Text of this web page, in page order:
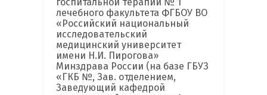
госпитальной терапии № 1
лечебного факультета ФГБОУ ВО
«Российский национальный
исследовательский
медицинский университет
имени Н.И. Пирогова»
Минздрава России (на базе ГБУЗ
«ГКБ №, Зав. отделением,
Заведующий кафедрой